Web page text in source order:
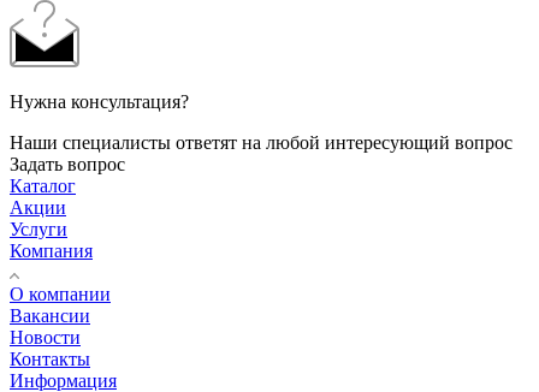
Нужна консультация?
Наши специалисты ответят на любой интересующий вопрос
Задать вопрос
Каталог
Акции
Услуги
Компания
О компании
Вакансии
Новости
Контакты
Информация